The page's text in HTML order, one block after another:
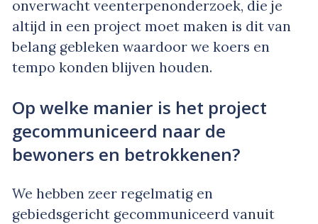
onverwacht veenterpenonderzoek, die je
altijd in een project moet maken is dit van
belang gebleken waardoor we koers en
tempo konden blijven houden.
Op welke manier is het project
gecommuniceerd naar de
bewoners en betrokkenen?
We hebben zeer regelmatig en
gebiedsgericht gecommuniceerd vanuit